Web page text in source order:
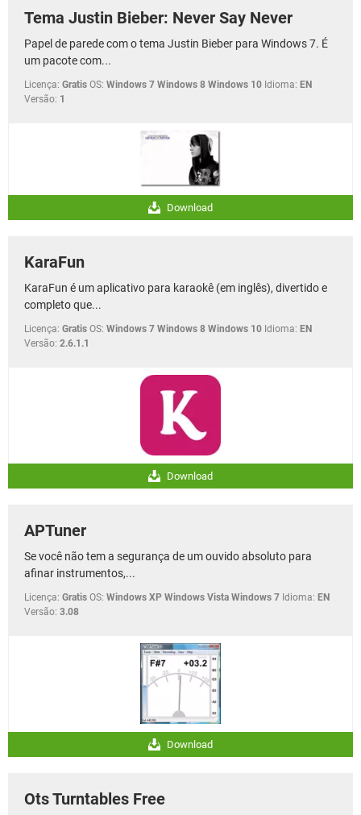
Tema Justin Bieber: Never Say Never
Papel de parede com o tema Justin Bieber para Windows 7. É
um pacote com...
Licença: Gratis OS: Windows 7 Windows 8 Windows 10 Idioma: EN
Versão: 1
Download
KaraFun
KaraFun é um aplicativo para karaokê (em inglês), divertido e
completo que...
Licença: Gratis OS: Windows 7 Windows 8 Windows 10 Idioma: EN
Versão: 2.6.1.1
Download
APTuner
Se você não tem a segurança de um ouvido absoluto para
afinar instrumentos,...
Licença: Gratis OS: Windows XP Windows Vista Windows 7 Idioma: EN
Versão: 3.08
Download
Ots Turntables Free